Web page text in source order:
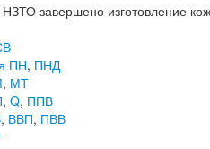
завершено изготовление
ПН, ПНД
, МТ
, Q, ППВ
, ВВП, ПВВ